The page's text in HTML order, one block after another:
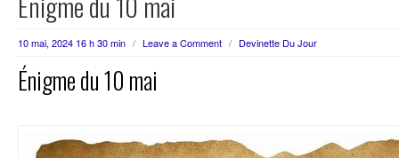
10 mai, 2024 16 h 30 min / Leave a Comment / Devinette Du Jour
Énigme du 10 mai